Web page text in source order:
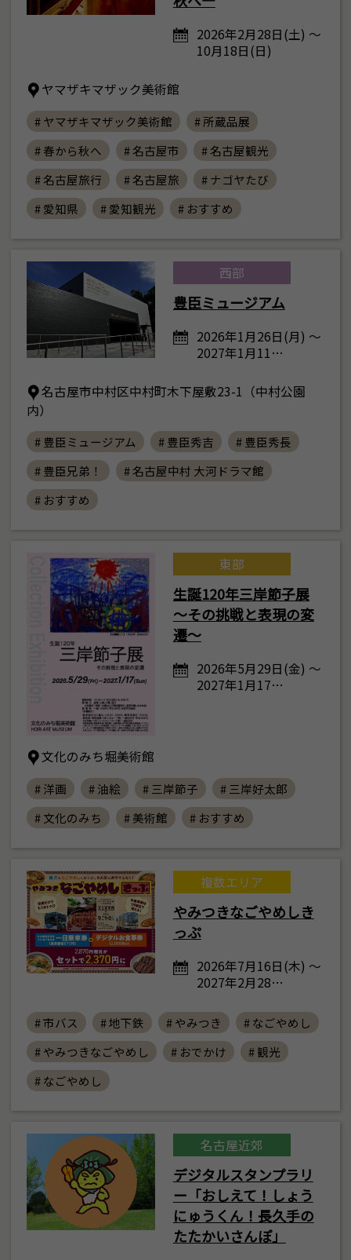
2026年2月28日(土) ～
10月18日(日)
ヤマザキマザック美術館
# ヤマザキマザック美術館
# 所蔵品展
# 春から秋へ
# 名古屋市
# 名古屋観光
# 名古屋旅行
# 名古屋旅
# ナゴヤたび
# 愛知県
# 愛知観光 # おすすめ
西部
豊臣ミュージアム
2026年1月26日(月) ～
2027年1月11…
名古屋市中村区中村町木下屋敷23-1（中村公園
内）
# 豊臣ミュージアム # 豊臣秀吉
# 豊臣秀長
# 豊臣兄弟！
# 名古屋中村 大河ドラマ館
# おすすめ
東部
生誕120年三岸節子展
～その挑戦と表現の変
遷～
2026年5月29日(金) ～
2027年1月17…
文化のみち堀美術館
# 洋画 # 油絵 # 三岸節子
# 三岸好太郎
# 文化のみち
# 美術館 # おすすめ
複数エリア
やみつきなごやめしき
っぷ
2026年7月16日(木) ～
2027年2月28…
# 市バス # 地下鉄 # やみつき
# なごやめし
# やみつきなごやめし
# おでかけ
# 観光
# なごやめし
名古屋近郊
デジタルスタンプラリ
ー「おしえて！しょう
にゅうくん！長久手の
たたかいさんぽ」